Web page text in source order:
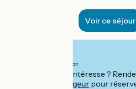
Voir ce séjour
per persoon
Ce séjour vous intéresse ?
Le Vélo Voyageur pour